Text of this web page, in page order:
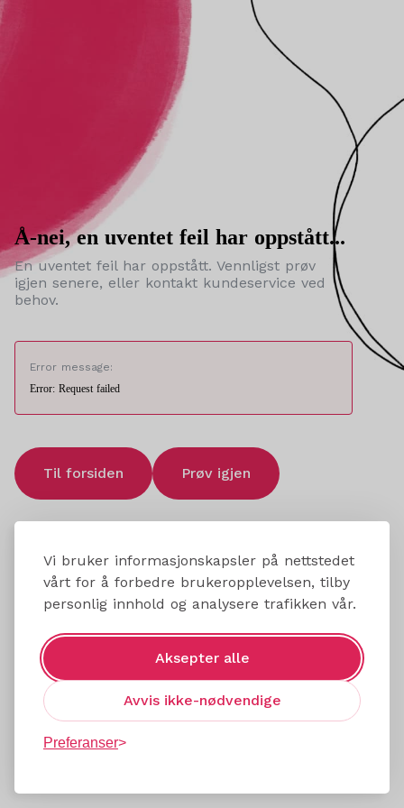
Vi bruker informasjonskapsler på nettstedet
vårt for å forbedre brukeropplevelsen, tilby
personlig innhold og analysere trafikken vår.
Aksepter alle
Avvis ikke-nødvendige
Preferanser
Å-nei, en uventet feil har oppstått...
En uventet feil har oppstått. Vennligst prøv
igjen senere, eller kontakt kundeservice ved
behov.
Error message:
Error: Request failed
Til forsiden Prøv igjen